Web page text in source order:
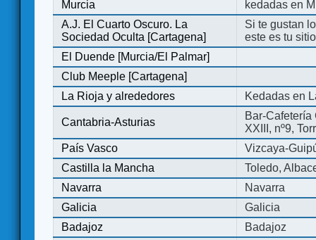
Murcia
kedadas en
A.J. El Cuarto Oscuro. La
Sociedad Oculta [Cartagena]
Si te gustan
este es tu
El Duende [Murcia/El Palmar]
Club Meeple [Cartagena]
La Rioja y alrededores
Kedadas en
Cantabria-Asturias
Bar-
XXIII, nº9,
País Vasco
Vizcaya-
Castilla la Mancha
Toledo,
Navarra
Navarra
Galicia
Galicia
Badajoz
Badajoz